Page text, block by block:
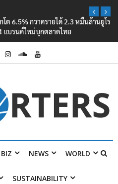
ต 6.5% กวาดรายได้ 2.3 หมื่นล้านยูโร
แบรนด์ใหม่บุกตลาดไทย
BIZ NEWS WORLD
SUSTAINABILITY